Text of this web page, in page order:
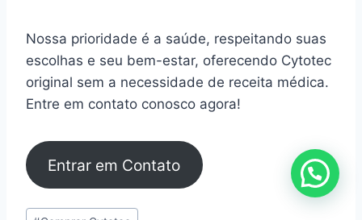
Nossa prioridade é a saúde, respeitando suas
escolhas e seu bem-estar, oferecendo Cytotec
original sem a necessidade de receita médica.
Entre em contato conosco agora!
Entrar em Contato
Tags